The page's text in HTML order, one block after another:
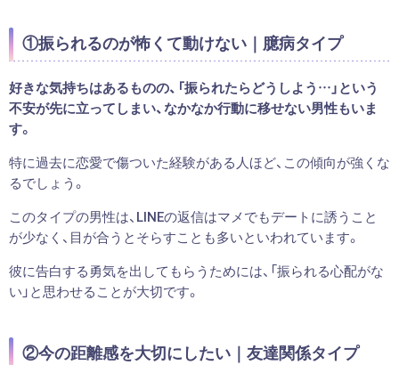
①振られるのが怖くて動けない｜臆病タイプ
好きな気持ちはあるものの、「振られたらどうしよう…」という
不安が先に立ってしまい、なかなか行動に移せない男性もいま
す。
特に過去に恋愛で傷ついた経験がある人ほど、この傾向が強くな
るでしょう。
このタイプの男性は、LINEの返信はマメでもデートに誘うこと
が少なく、目が合うとそらすことも多いといわれています。
彼に告白する勇気を出してもらうためには、「振られる心配がな
い」と思わせることが大切です。
②今の距離感を大切にしたい｜友達関係タイプ